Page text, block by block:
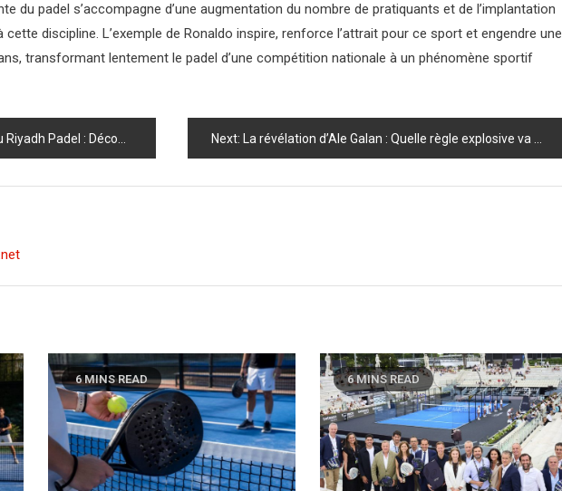
du padel s’accompagne d’une augmentation du nombre de pratiquants et de l’implantation
discipline. L’exemple de Ronaldo inspire, renforce l’attrait pour ce sport et engendre une
transformant lentement le padel d’une compétition nationale à un phénomène sportif
les surprises qui ont bouleversé le tournoi ! Next: La révélation d’Ale Galan : Quelle règle explosive va transformer le padel ?
6 MINS READ 6 MINS READ